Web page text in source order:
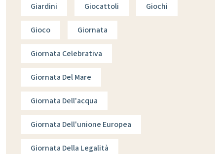
Giardini Giocattoli Giochi
Gioco Giornata
Giornata Celebrativa
Giornata Del Mare
Giornata Dell'acqua
Giornata Dell'unione Europea
Giornata Della Legalità